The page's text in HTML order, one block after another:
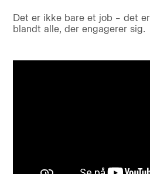
Det er ikke bare et job – det
blandt alle, der engagerer sig.